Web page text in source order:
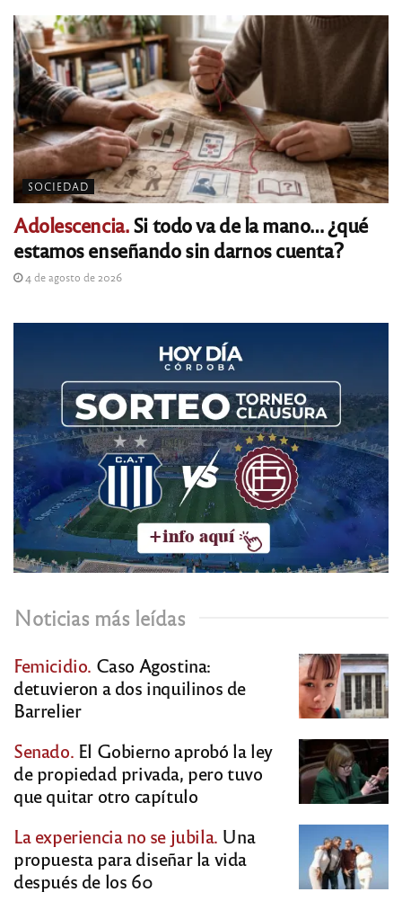
SOCIEDAD
Adolescencia.Si todo va de la mano… ¿qué
estamos enseñando sin darnos cuenta?
4 de agosto de 2026
Noticias más leídas
Femicidio. Caso Agostina:
detuvieron a dos inquilinos de
Barrelier
Senado. El Gobierno aprobó la ley
de propiedad privada, pero tuvo
que quitar otro capítulo
La experiencia no se jubila. Una
propuesta para diseñar la vida
después de los 60